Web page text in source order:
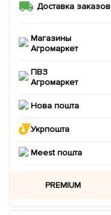
Доставка заказов
Магазины
Агромаркет
ПВЗ
Агромаркет
Нова пошта
Укрпошта
Meest пошта
PREMIUM